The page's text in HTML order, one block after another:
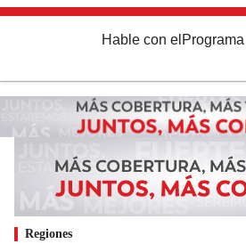
Hable con el Programa
Regiones